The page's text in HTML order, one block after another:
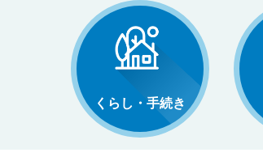
くらし・手続き